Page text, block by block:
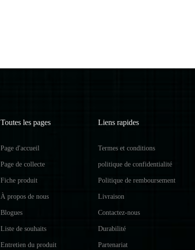
Toutes les pages
Page d'accueil
Page de collecte
Fiche produit
À propos de nous
Blogues
Liste de souhaits
Entretien du produit
Liens rapides
Termes et conditions
politique de confidentialité
Politique de remboursement
Livraison
Contactez-nous
Durabilité
Partenariat